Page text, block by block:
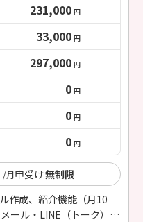
231,000 円
33,000 円
297,000 円
0 円
0 円
0 円
/月申受け無制限
作成、紹介機能（月10
ール・LINE（トーク）で